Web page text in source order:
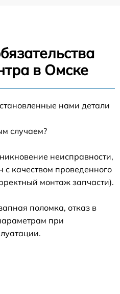
в Омске
нами детали
случаем?
неисправности,
качеством проведенного
монтаж запчасти).
поломка, отказ в
при